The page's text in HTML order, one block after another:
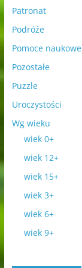
Patronat
Podróże
Pomoce naukowe
Pozostałe
Puzzle
Uroczystości
Wg wieku
wiek 0+
wiek 12+
wiek 15+
wiek 3+
wiek 6+
wiek 9+